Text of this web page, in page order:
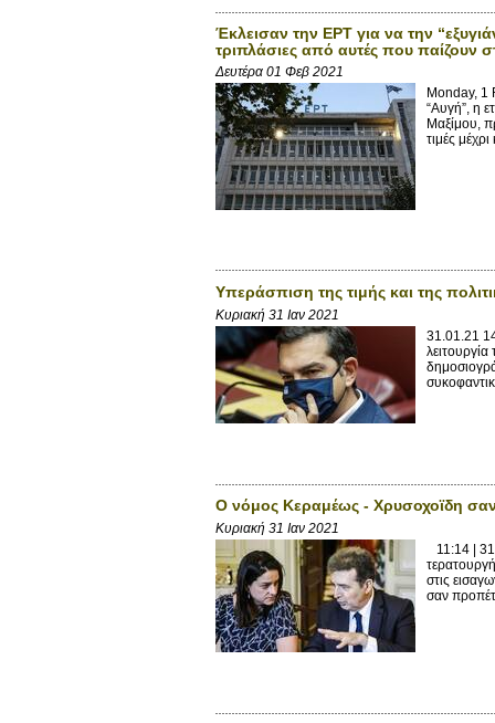
Έκλεισαν την ΕΡΤ για να την
τριπλάσιες από αυτές που παίζουν
Δευτέρα 01 Φεβ 2021
Monday, 1
“Αυγή”, η
Μαξίμου,
τιμές
Υπεράσπιση της τιμής και της
Κυριακή 31 Ιαν 2021
31.01.21
Ο νόμος Κεραμέως - Χρυσοχοϊδη
Κυριακή 31 Ιαν 2021
11:14 | 31
στις
σαν